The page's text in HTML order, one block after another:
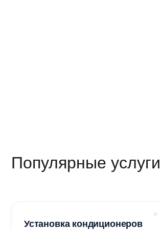
Популярные услуги
Установка кондиционеров